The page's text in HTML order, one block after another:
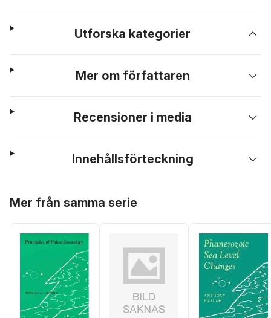
Utforska kategorier
Mer om författaren
Recensioner i media
Innehållsförteckning
Mer från samma serie